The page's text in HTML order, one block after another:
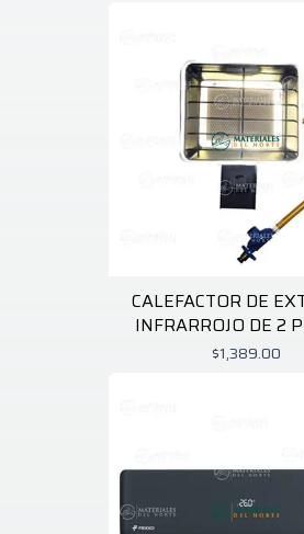
CALEFACTOR DE
INFRARROJO DE 2
$1,389.00